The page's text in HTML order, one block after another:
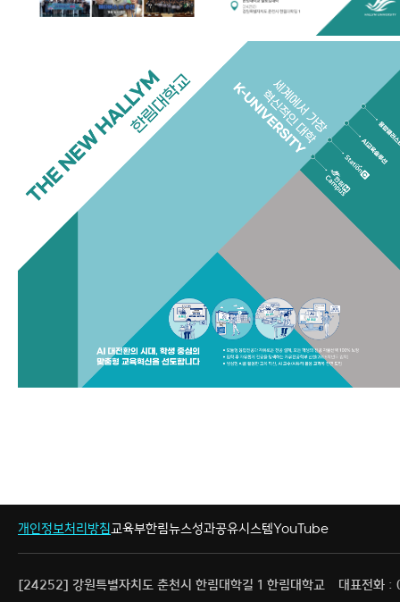
개인정보처리방침교육부한림뉴스성과공유시스템YouTube
[24252] 강원특별자치도 춘천시 한림대학길 1 한림대학교
대표전화